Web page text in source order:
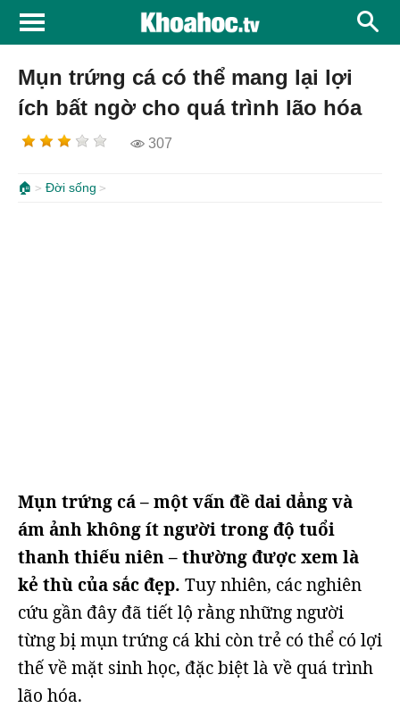
Mụn trứng cá có thể mang lại lợi
ích bất ngờ cho quá trình lão hóa
307
🏠 Đời sống
Mụn trứng cá – một vấn đề dai dẳng và
ám ảnh không ít người trong độ tuổi
thanh thiếu niên – thường được xem là
kẻ thù của sắc đẹp. Tuy nhiên, các nghiên
cứu gần đây đã tiết lộ rằng những người
từng bị mụn trứng cá khi còn trẻ có thể có lợi
thế về mặt sinh học, đặc biệt là về quá trình
lão hóa.